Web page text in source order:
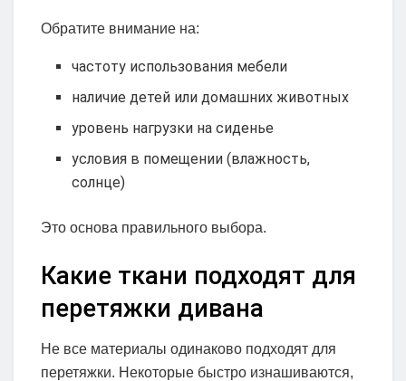
Обратите внимание на:
частоту использования мебели
наличие детей или домашних животных
уровень нагрузки на сиденье
условия в помещении (влажность,
солнце)
Это основа правильного выбора.
Какие ткани подходят для
перетяжки дивана
Не все материалы одинаково подходят для
перетяжки. Некоторые быстро изнашиваются,